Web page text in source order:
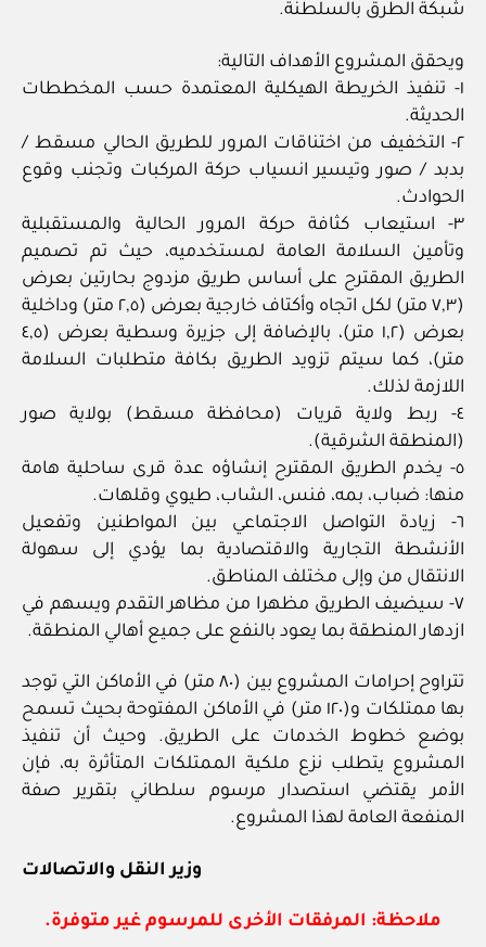
شبكة الطرق بالسلطنة.
ويحقق المشروع الأهداف التالية:
١- تنفيذ الخريطة الهيكلية المعتمدة حسب المخططات
الحديثة.
٢- التخفيف من اختناقات المرور للطريق الحالي مسقط /
بدبد / صور وتيسير انسياب حركة المركبات وتجنب وقوع
الحوادث.
٣- استيعاب كثافة حركة المرور الحالية والمستقبلية
وتأمين السلامة العامة لمستخدميه، حيث تم تصميم
الطريق المقترح على أساس طريق مزدوج بحارتين بعرض
(٧,٣ متر) لكل اتجاه وأكتاف خارجية بعرض (٢,٥ متر) وداخلية
بعرض (١,٢ متر)، بالإضافة إلى جزيرة وسطية بعرض (٤,٥
متر)، كما سيتم تزويد الطريق بكافة متطلبات السلامة
اللازمة لذلك.
٤- ربط ولاية قريات (محافظة مسقط) بولاية صور
(المنطقة الشرقية).
٥- يخدم الطريق المقترح إنشاؤه عدة قرى ساحلية هامة
منها: ضباب، بمه، فنس، الشاب، طيوي وقلهات.
٦- زيادة التواصل الاجتماعي بين المواطنين وتفعيل
الأنشطة التجارية والاقتصادية بما يؤدي إلى سهولة
الانتقال من وإلى مختلف المناطق.
٧- سيضيف الطريق مظهرا من مظاهر التقدم ويسهم في
ازدهار المنطقة بما يعود بالنفع على جميع أهالي المنطقة.
تتراوح إحرامات المشروع بين (٨٠ متر) في الأماكن التي توجد
بها ممتلكات و(١٢٠ متر) في الأماكن المفتوحة بحيث تسمح
بوضع خطوط الخدمات على الطريق. وحيث أن تنفيذ
المشروع يتطلب نزع ملكية الممتلكات المتأثرة به، فإن
الأمر يقتضي استصدار مرسوم سلطاني بتقرير صفة
المنفعة العامة لهذا المشروع.
وزير النقل والاتصالات
ملاحظة: المرفقات الأخرى للمرسوم غير متوفرة.